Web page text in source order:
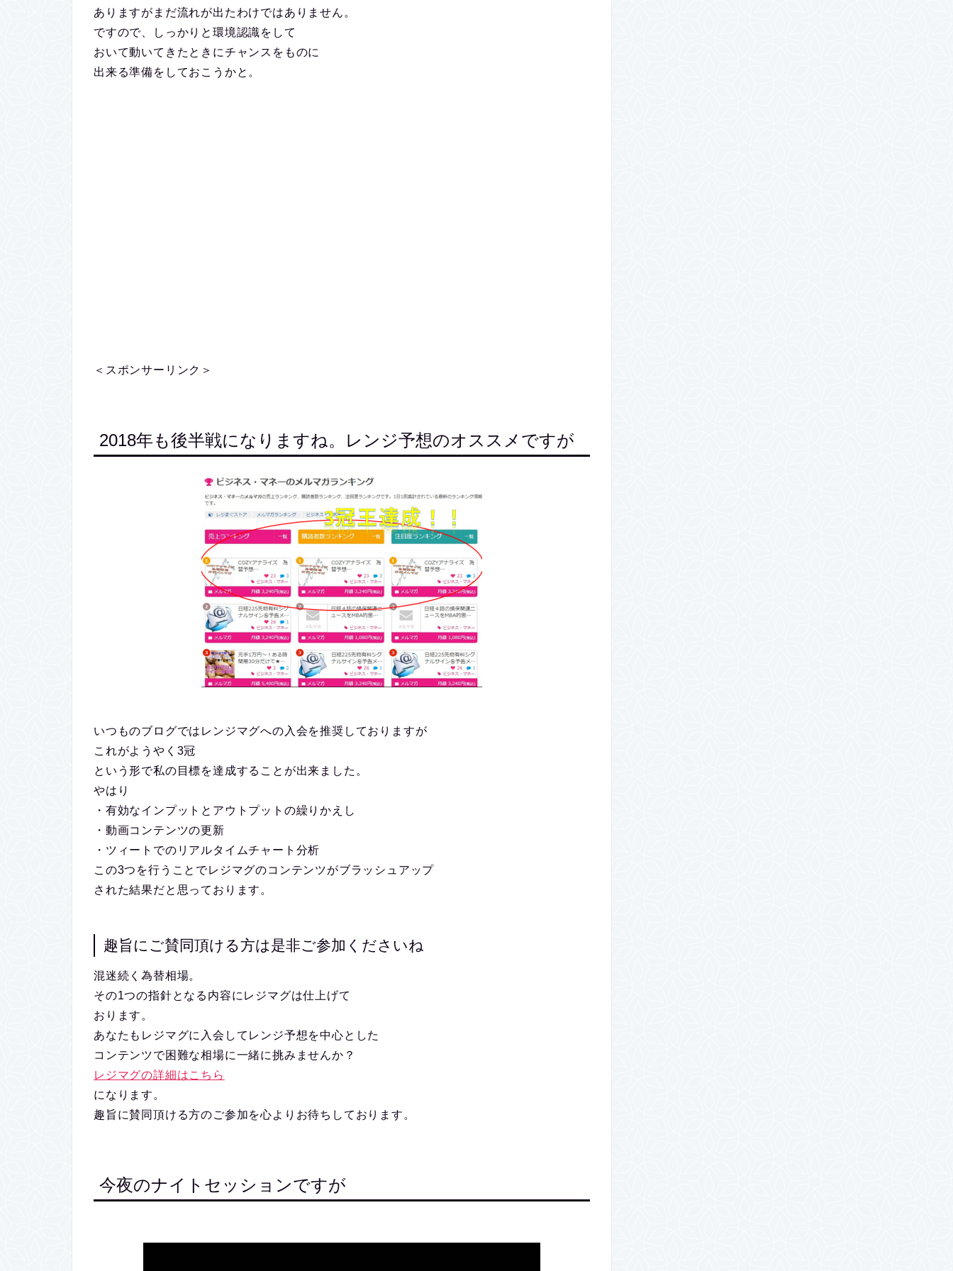
ありますがまだ流れが出たわけではありません。
ですので、しっかりと環境認識をして
おいて動いてきたときにチャンスをものに
出来る準備をしておこうかと。
＜スポンサーリンク＞
2018年も後半戦になりますね。レンジ予想のオススメですが
いつものブログではレンジマグへの入会を推奨しておりますが
これがようやく 3冠
という形で私の目標を達成することが出来ました。
やはり
・有効なインプットとアウトプットの繰りかえし
・動画コンテンツの更新
・ツィートでのリアルタイムチャート分析
この3つを行うことでレジマグのコンテンツがブラッシュアップ
された結果だと思っております。
趣旨にご賛同頂ける方は是非ご参加くださいね
混迷続く為替相場。
その1つの指針となる内容にレジマグは仕上げて
おります。
あなたもレジマグに入会してレンジ予想を中心とした
コンテンツで困難な相場に一緒に挑みませんか？
レジマグの詳細はこちら
になります。
趣旨に賛同頂ける方のご参加を心よりお待ちしております。
今夜のナイトセッションですが